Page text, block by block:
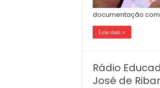
documentação
Leia mais »
Rádio
José de